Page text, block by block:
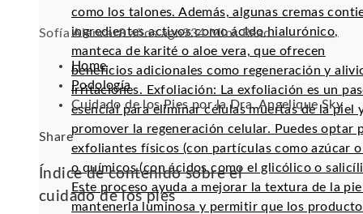
como los talones. Además, algunas cremas
ingredientes activos como ácido hialurónico,
manteca de karité o aloe vera, que ofrecen
beneficios adicionales como regeneración y
irritaciones. Exfoliación: La exfoliación es un
esencial para eliminar células muertas de la piel
promover la regeneración celular. Puedes optar
exfoliantes físicos (con partículas como azúcar o
o químicos (con ácidos como el glicólico o
Este proceso ayuda a mejorar la textura de la
mantenerla luminosa y permitir que los
Sofía Alencar8 años ago934 Mins Read
Home
Podología
Cuidado de los Pies por la Dra. Angelique Sky
Facebook
Twitter
LinkedIn
Pinterest
Stumbleupon
Email
Share
Índice de contenido sobre el
cuidado de los pies